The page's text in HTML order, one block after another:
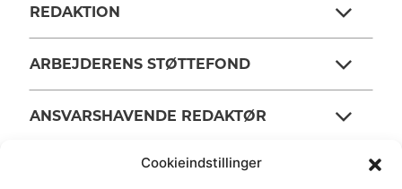
Cookieindstillinger
REDAKTION
ARBEJDERENS STØTTEFOND
ANSVARSHAVENDE REDAKTØR